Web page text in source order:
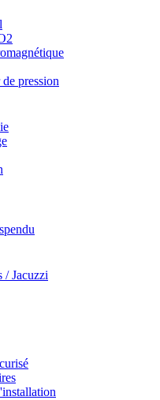
pression
/ Jacuzzi